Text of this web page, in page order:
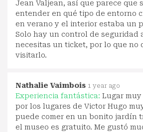
Jean Valjean, así que parece que
entender en qué tipo de entorno
en verano y el interior estaba un
Solo hay un control de seguridad
necesitas un ticket, por lo que no
visitarlo.
Nathalie Vaimbois 1 year ago
Experiencia fantástica: Lugar
por los lugares de Victor Hugo
puede comer en un bonito jardín
el museo es gratuito. Me gustó